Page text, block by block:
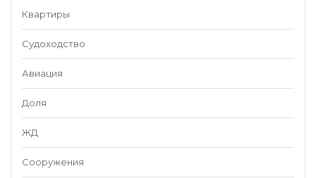
Квартиры
Судоходство
Авиация
Доля
ЖД
Сооружения